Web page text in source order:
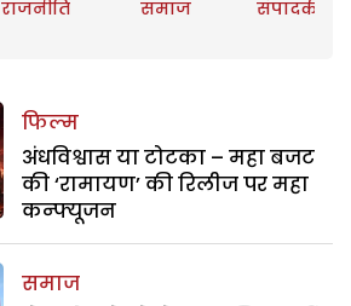
राजनीति समाज संपादकीय
फिल्म
अंधविश्वास या टोटका – महा बजट
की ‘रामायण’ की रिलीज पर महा
कन्फ्यूजन
समाज